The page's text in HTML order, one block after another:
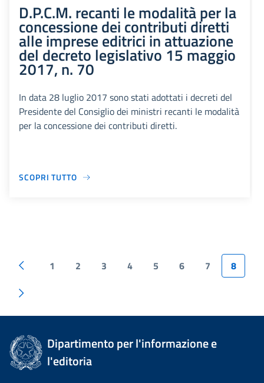
D.P.C.M. recanti le modalità per la
concessione dei contributi diretti
alle imprese editrici in attuazione
del decreto legislativo 15 maggio
2017, n. 70
In data 28 luglio 2017 sono stati adottati i decreti del
Presidente del Consiglio dei ministri recanti le modalità
per la concessione dei contributi diretti.
SCOPRI TUTTO
1 2 3 4 5 6 7 8
Dipartimento per l'informazione e
l'editoria